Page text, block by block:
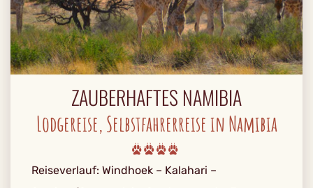
ZAUBERHAFTES NAMIBIA
Lodgereise, Selbstfahrerreise in Namibia
Reiseverlauf: Windhoek – Kalahari –